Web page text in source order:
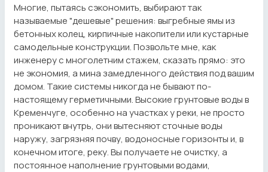
Многие, пытаясь сэкономить, выбирают так
называемые "дешевые" решения: выгребные ямы из
бетонных колец, кирпичные накопители или кустарные
самодельные конструкции. Позвольте мне, как
инженеру с многолетним стажем, сказать прямо: это
не экономия, а мина замедленного действия под вашим
домом. Такие системы никогда не бывают по-
настоящему герметичными. Высокие грунтовые воды в
Кременчуге, особенно на участках у реки, не просто
проникают внутрь, они вытесняют сточные воды
наружу, загрязняя почву, водоносные горизонты и, в
конечном итоге, реку. Вы получаете не очистку, а
постоянное наполнение грунтовыми водами,